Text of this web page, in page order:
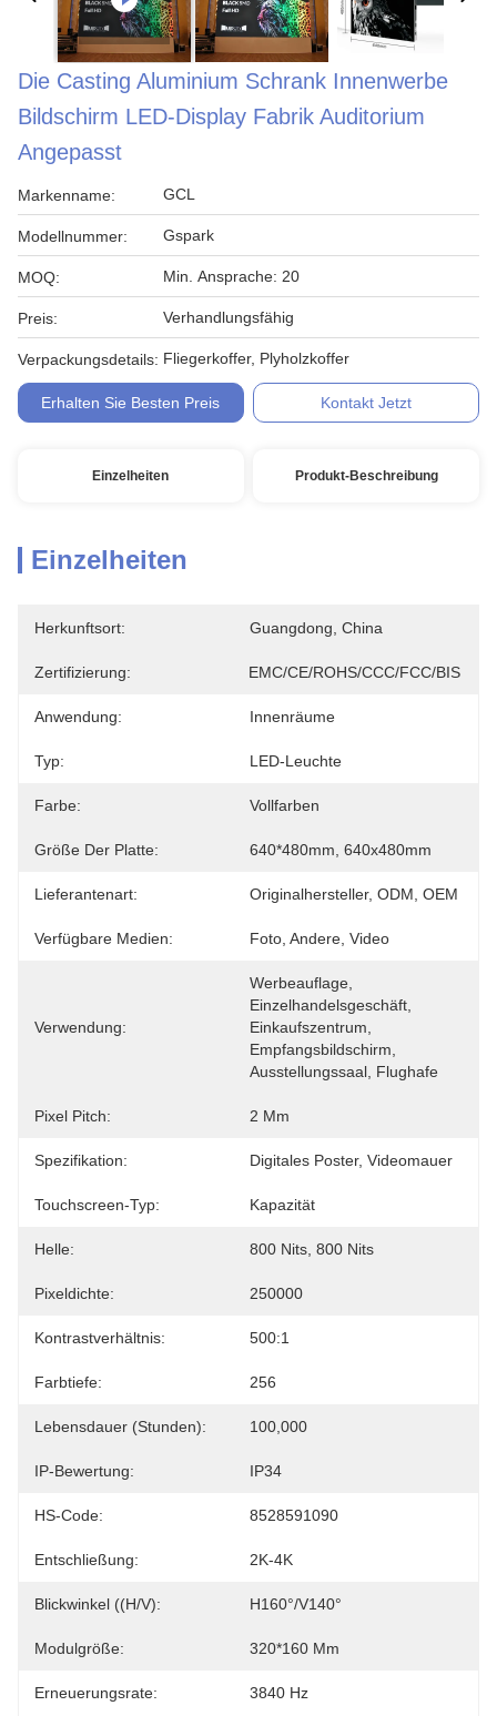
Die Casting Aluminium Schrank Innenwerbe
Bildschirm LED-Display Fabrik Auditorium
Angepasst
Markenname: GCL
Modellnummer: Gspark
MOQ: Min. Ansprache: 20
Preis: Verhandlungsfähig
Verpackungsdetails: Fliegerkoffer, Plyholzkoffer
Erhalten Sie Besten Preis Kontakt Jetzt
Einzelheiten Produkt-Beschreibung
Einzelheiten
Herkunftsort: Guangdong, China
Zertifizierung: EMC/CE/ROHS/CCC/FCC/BIS
Anwendung: Innenräume
Typ: LED-Leuchte
Farbe: Vollfarben
Größe Der Platte: 640*480mm, 640x480mm
Lieferantenart: Originalhersteller, ODM, OEM
Verfügbare Medien: Foto, Andere, Video
Verwendung:
Werbeauflage,
Einzelhandelsgeschäft,
Einkaufszentrum,
Empfangsbildschirm,
Ausstellungssaal, Flughafe
Pixel Pitch: 2 Mm
Spezifikation: Digitales Poster, Videomauer
Touchscreen-Typ: Kapazität
Helle: 800 Nits, 800 Nits
Pixeldichte: 250000
Kontrastverhältnis: 500:1
Farbtiefe: 256
Lebensdauer (Stunden): 100,000
IP-Bewertung: IP34
HS-Code: 8528591090
Entschließung: 2K-4K
Blickwinkel ((H/V): H160°/V140°
Modulgröße: 320*160 Mm
Erneuerungsrate: 3840 Hz